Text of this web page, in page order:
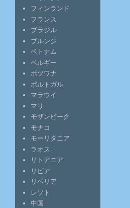
フィンランド
フランス
ブラジル
ブルンジ
ベトナム
ベルギー
ボツワナ
ポルトガル
マラウイ
マリ
モザンビーク
モナコ
モーリタニア
ラオス
リトアニア
リビア
リベリア
レソト
中国